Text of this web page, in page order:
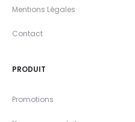
Mentions Légales
Contact
PRODUIT
Promotions